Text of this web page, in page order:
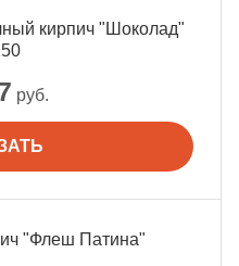
руб.
кирпич "Шоколад"